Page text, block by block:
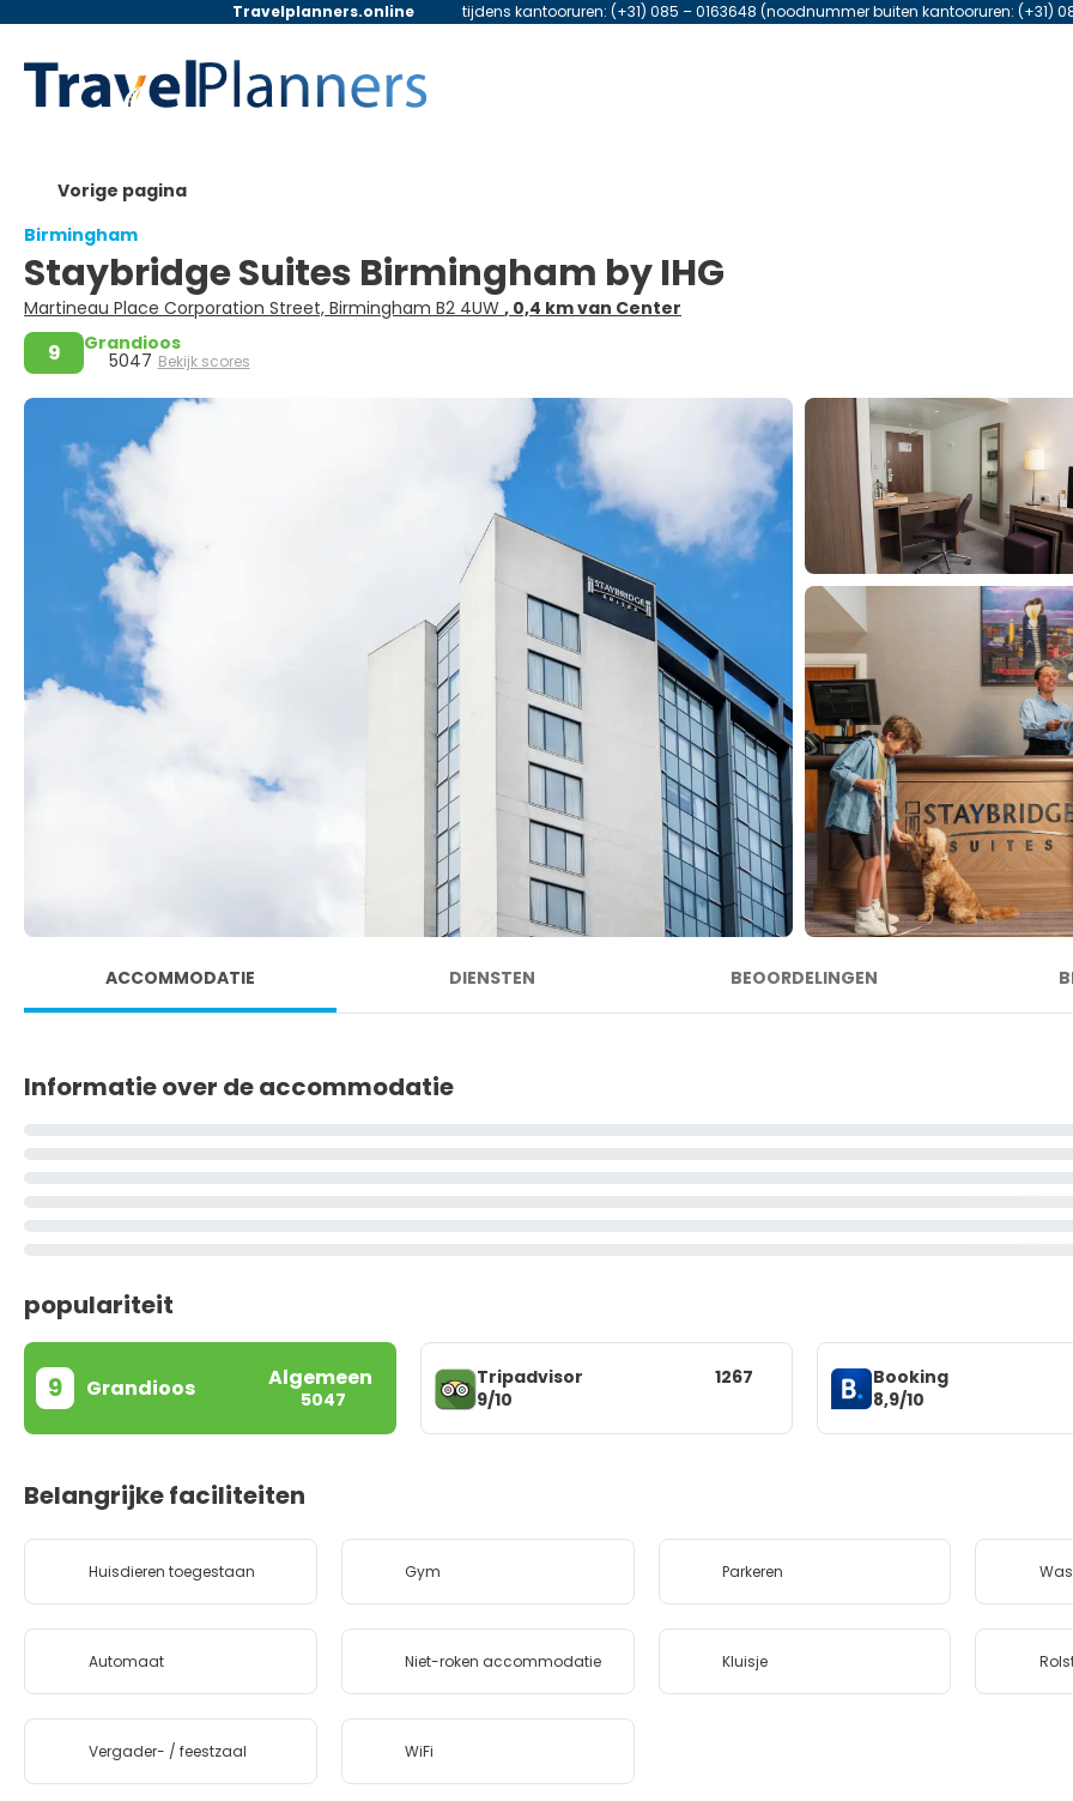
Travelplanners.online tijdens kantooruren: (+31) 085 – 0163648 (noodnummer buiten kantooruren: (+31)
Vorige pagina
Birmingham
Staybridge Suites Birmingham by IHG
Martineau Place Corporation Street, Birmingham B2 4UW , 0,4 km van Center
9 Grandioos
5047 Bekijk scores
ACCOMMODATIE DIENSTEN BEOORDELINGEN
Informatie over de accommodatie
populariteit
9 Grandioos Algemeen
5047
Tripadvisor
9/10
1267
Booking
8,9/10
Belangrijke faciliteiten
Huisdieren toegestaan Gym Parkeren
Automaat Niet-roken accommodatie Kluisje
Vergader- / feestzaal WiFi